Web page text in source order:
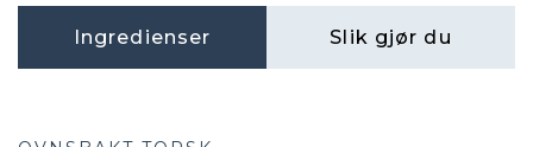
Ingredienser Slik gjør du